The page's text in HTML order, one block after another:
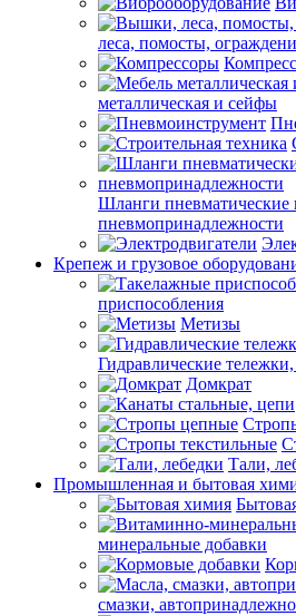
леса, помосты,
металлическая и сейфы
Шланги пневматические
пневмопринадлежности
Крепеж и грузовое
приспособления
Метизы
Гидравлические тележки,
Домкрат
Тали,
Промышленная и бытовая
минеральные добавки
смазки,